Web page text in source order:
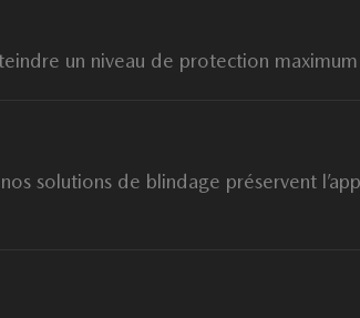
un niveau de protection
solutions de blindage préservent